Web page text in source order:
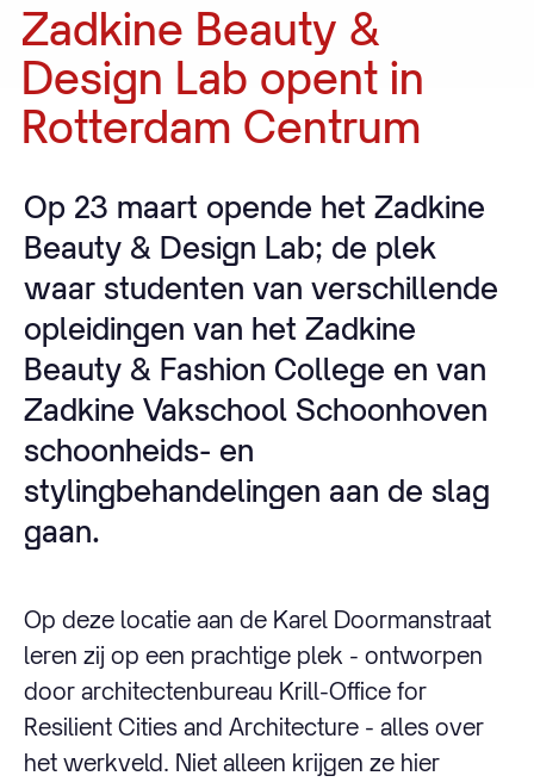
Zadkine Beauty &
Design Lab opent in
Rotterdam Centrum
Op 23 maart opende het Zadkine
Beauty & Design Lab; de plek
waar studenten van verschillende
opleidingen van het Zadkine
Beauty & Fashion College en van
Zadkine Vakschool Schoonhoven
schoonheids- en
stylingbehandelingen aan de slag
gaan.
Op deze locatie aan de Karel Doormanstraat
leren zij op een prachtige plek - ontworpen
door architectenbureau Krill-Office for
Resilient Cities and Architecture - alles over
het werkveld. Niet alleen krijgen ze hier